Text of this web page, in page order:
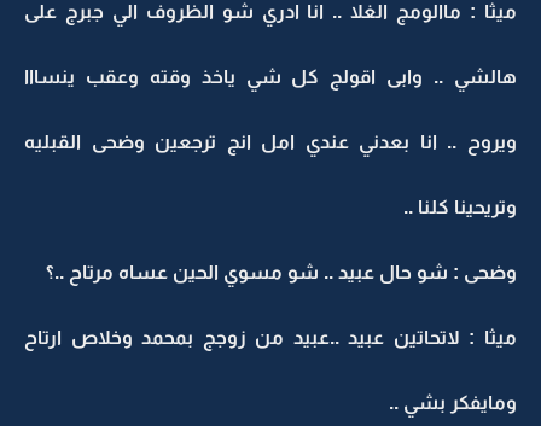
ميثا : ماالومج الغلا .. انا ادري شو الظروف الي جبرج على
هالشي .. وابى اقولج كل شي ياخذ وقته وعقب ينسااا
ويروح .. انا بعدني عندي امل انج ترجعين وضحى القبليه
وتريحينا كلنا ..
وضحى : شو حال عبيد .. شو مسوي الحين عساه مرتاح ..؟
ميثا : لاتحاتين عبيد ..عبيد من زوجج بمحمد وخلاص ارتاح
ومايفكر بشي ..